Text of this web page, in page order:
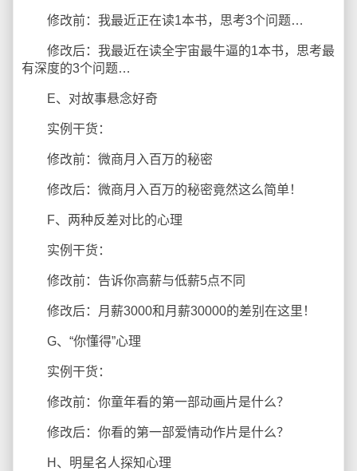
修改前：我最近正在读1本书，思考3个问题…
修改后：我最近在读全宇宙最牛逼的1本书，思考最
有深度的3个问题…
E、对故事悬念好奇
实例干货：
修改前：微商月入百万的秘密
修改后：微商月入百万的秘密竟然这么简单！
F、两种反差对比的心理
实例干货：
修改前：告诉你高薪与低薪5点不同
修改后：月薪3000和月薪30000的差别在这里！
G、“你懂得”心理
实例干货：
修改前：你童年看的第一部动画片是什么？
修改后：你看的第一部爱情动作片是什么？
H、明星名人探知心理